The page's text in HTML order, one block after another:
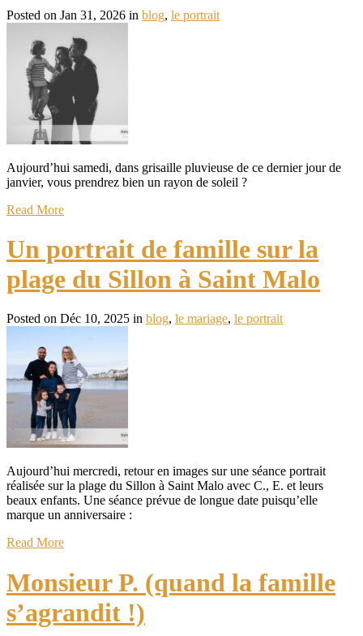
Posted on Jan 31, 2026 in blog, le portrait
Aujourd’hui samedi, dans grisaille pluvieuse de ce dernier jour de
janvier, vous prendrez bien un rayon de soleil ?
Read More
Un portrait de famille sur la
plage du Sillon à Saint Malo
Posted on Déc 10, 2025 in blog, le mariage, le portrait
Aujourd’hui mercredi, retour en images sur une séance portrait
réalisée sur la plage du Sillon à Saint Malo avec C., E. et leurs
beaux enfants. Une séance prévue de longue date puisqu’elle
marque un anniversaire :
Read More
Monsieur P. (quand la famille
s’agrandit !)